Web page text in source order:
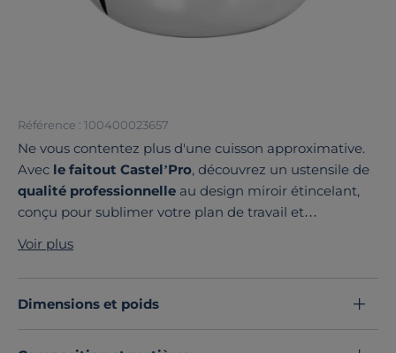
Référence : 100400023657
Ne vous contentez plus d'une cuisson approximative.
Avec le faitout Castel’Pro, découvrez un ustensile de
qualité professionnelle au design miroir étincelant,
conçu pour sublimer votre plan de travail et
gastronomique. Ce qui rend ce faitout unique, c'est sa
structureUltraply 5 couches. Contrairement aux
ustensiles standards, la chaleur ne vient pas
Voir plus
Dimensions et poids